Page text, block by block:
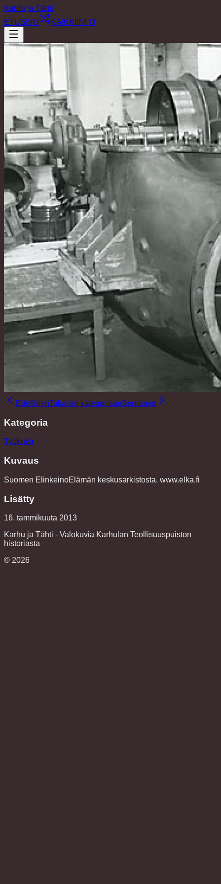
Karhu ja Tähti
ETUSIVU
KAIKKI INFO
EdellinenTakaisin kategoriaanSeuraava
Kategoria
Työkuva
Kuvaus
Suomen ElinkeinoElämän keskusarkistosta. www.elka.fi
Lisätty
16. tammikuuta 2013
Karhu ja Tähti - Valokuvia Karhulan Teollisuuspuiston
historiasta
© 2026